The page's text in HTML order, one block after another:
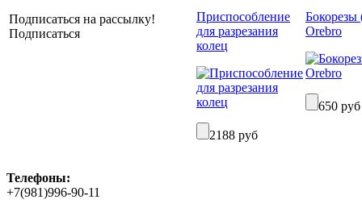
Подписаться на рассылку!
Подписаться
Приспособление
для разрезания
колец
2188 руб
Бокорезы
Orebro
650 руб
Телефоны:
+7(981)996-90-11